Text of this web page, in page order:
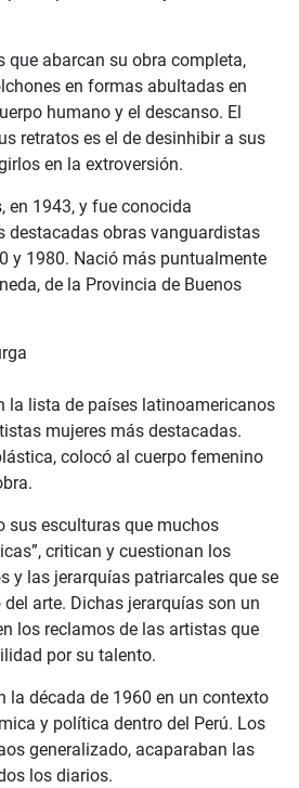
que abarcan su obra completa,
en formas abultadas en
humano y el descanso. El
retratos es el de desinhibir a sus
en la extroversión.
en 1943, y fue conocida
destacadas obras vanguardistas
y 1980. Nació más puntualmente
de la Provincia de Buenos
la lista de países latinoamericanos
mujeres más destacadas.
colocó al cuerpo femenino
sus esculturas que muchos
critican y cuestionan los
y las jerarquías patriarcales que se
arte. Dichas jerarquías son un
los reclamos de las artistas que
por su talento.
la década de 1960 en un contexto
y política dentro del Perú. Los
generalizado, acaparaban las
los diarios.